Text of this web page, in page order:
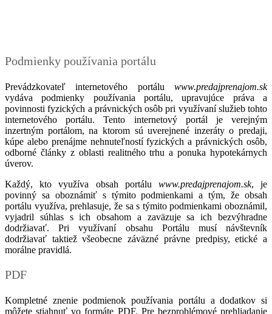
Podmienky používania portálu
Prevádzkovateľ internetového portálu www.predajprenajom.sk
vydáva podmienky používania portálu, upravujúce práva a
povinnosti fyzických a právnických osôb pri využívaní služieb tohto
internetového portálu. Tento internetový portál je verejným
inzertným portálom, na ktorom sú uverejnené inzeráty o predaji,
kúpe alebo prenájme nehnuteľností fyzických a právnických osôb,
odborné články z oblasti realitného trhu a ponuka hypotekárnych
úverov.
Každý, kto využíva obsah portálu www.predajprenajom.sk, je
povinný sa oboznámiť s týmito podmienkami a tým, že obsah
portálu využíva, prehlasuje, že sa s týmito podmienkami oboznámil,
vyjadril súhlas s ich obsahom a zaväzuje sa ich bezvýhradne
dodržiavať. Pri využívaní obsahu Portálu musí návštevník
dodržiavať taktiež všeobecne záväzné právne predpisy, etické a
morálne pravidlá.
PDF
Kompletné znenie podmienok používania portálu a dodatkov si
môžete stiahnuť vo formáte PDF. Pre bezproblémové prehliadanie